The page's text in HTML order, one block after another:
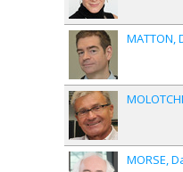
MATTON
MORSE